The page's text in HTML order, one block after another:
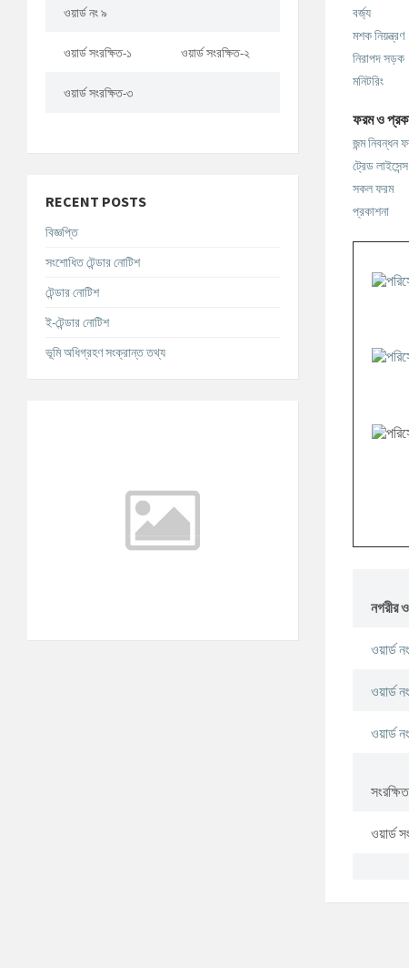
বর্জ্য
মশক নিয়ন্ত্রণ
নিরাপদ সড়ক
মনিটরিং
ফরম ও
জন্ম নিবন্ধন
ট্রেড লাইসেন্স
সকল ফরম
প্রকাশনা
নগরীর
ওয়ার্ড
ওয়ার্ড
ওয়ার্ড
ওয়ার্ড
ওয়ার্ড নং ৯
ওয়ার্ড সংরক্ষিত-১ ওয়ার্ড সংরক্ষিত-২
ওয়ার্ড সংরক্ষিত-৩
RECENT POSTS
বিজ্ঞপ্তি
সংশোধিত টেন্ডার নোটিশ
টেন্ডার নোটিশ
ই-টেন্ডার নোটিশ
ভূমি অধিগ্রহণ সংক্রান্ত তথ্য